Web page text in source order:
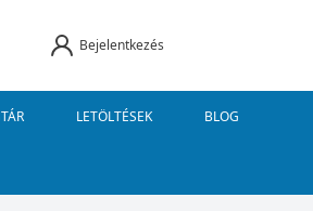
Bejelentkezés
LETÖLTÉSEK BLOG